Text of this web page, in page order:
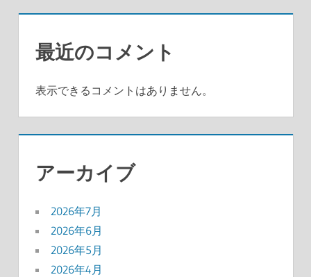
最近のコメント
表示できるコメントはありません。
アーカイブ
2026年7月
2026年6月
2026年5月
2026年4月